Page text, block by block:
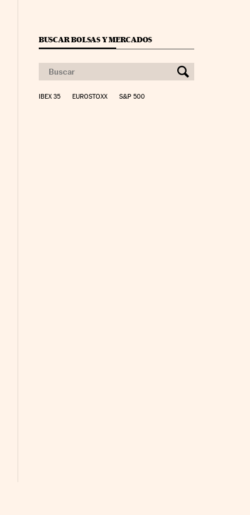
BUSCAR BOLSAS Y MERCADOS
IBEX 35 EUROSTOXX S&P 500